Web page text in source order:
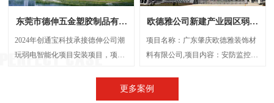
电智能化承接方，主要负责建设
UPS后备电源系统、UPS动环监测
系统、楼层弱电井配电建设等等
东莞市德伸五金塑胶制品有限
2024年创通宝科技承接德伸公司潮
玩弱电智能化项目安装项目，项目
房建设、视频监控系统、信息网络
欧德雅公司新建产业园区弱电
项目名称：广东肇庆欧德雅装饰材
料有限公司,项目内容：安防监控系
禁系统、停车场系统，会议系统、
更多案例